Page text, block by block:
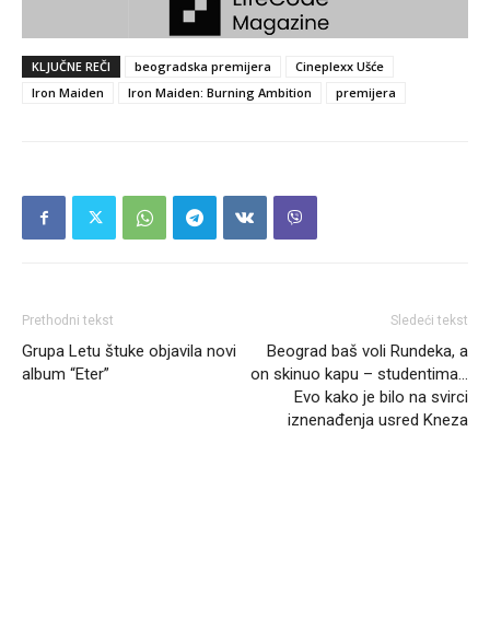
KLJUČNE REČI beogradska premijera
Cineplexx Ušće
Iron Maiden
Iron Maiden: Burning Ambition premijera
Prethodni tekst
Grupa Letu štuke objavila novi
album “Eter”
Sledeći tekst
Beograd baš voli Rundeka, a
on skinuo kapu – studentima…
Evo kako je bilo na svirci
iznenađenja usred Kneza